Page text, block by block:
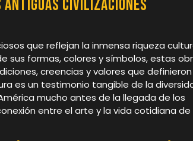
civilizaciones
que reflejan la inmensa riqueza
sus formas, colores y símbolos, estas
creencias y valores que definieron
es un testimonio tangible de la
mucho antes de la llegada de los
entre el arte y la vida cotidiana de